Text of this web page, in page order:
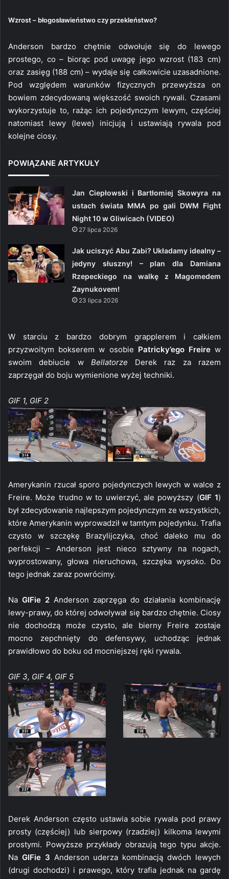
Wzrost – błogosławieństwo czy przekleństwo?
Anderson bardzo chętnie odwołuje się do lewego
prostego, co – biorąc pod uwagę jego wzrost (183 cm)
oraz zasięg (188 cm) – wydaje się całkowicie uzasadnione.
Pod względem warunków fizycznych przewyższa on
bowiem zdecydowaną większość swoich rywali. Czasami
wykorzystuje to, rażąc ich pojedynczym lewym, częściej
natomiast lewy (lewe) inicjują i ustawiają rywala pod
kolejne ciosy.
POWIĄZANE ARTYKUŁY
Jan Ciepłowski i Bartłomiej Skowyra na
ustach świata MMA po gali DWM Fight
Night 10 w Gliwicach (VIDEO)
27 lipca 2026
Jak uciszyć Abu Zabi? Układamy idealny –
jedyny słuszny! – plan dla Damiana
Rzepeckiego na walkę z Magomedem
Zaynukovem!
23 lipca 2026
W starciu z bardzo dobrym grapplerem i całkiem
przyzwoitym bokserem w osobie Patricky’ego Freirew
swoim debiucie w Bellatorze Derek raz za razem
zaprzęgał do boju wymienione wyżej techniki.
GIF 1, GIF 2
Amerykanin rzucał sporo pojedynczych lewych w walce z
Freire. Może trudno w to uwierzyć, ale powyższy (GIF 1)
był zdecydowanie najlepszym pojedynczym ze wszystkich,
które Amerykanin wyprowadził w tamtym pojedynku. Trafia
czysto w szczękę Brazylijczyka, choć daleko mu do
perfekcji – Anderson jest nieco sztywny na nogach,
wyprostowany, głowa nieruchowa, szczęka wysoko. Do
tego jednak zaraz powrócimy.
Na GIFie 2 Anderson zaprzęga do działania kombinację
lewy-prawy, do której odwoływał się bardzo chętnie. Ciosy
nie dochodzą może czysto, ale bierny Freire zostaje
mocno zepchnięty do defensywy, uchodząc jednak
prawidłowo do boku od mocniejszej ręki rywala.
GIF 3, GIF 4, GIF 5
Derek Anderson często ustawia sobie rywala pod prawy
prosty (częściej) lub sierpowy (rzadziej) kilkoma lewymi
prostymi. Powyższe przykłady obrazują tego typu akcje.
Na GIFie 3 Anderson uderza kombinacją dwóch lewych
(drugi dochodzi) i prawego, który trafia jednak na gardę